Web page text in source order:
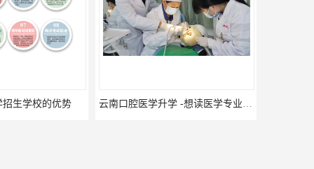
云南口腔医学升学 -想读医学专业的你是否有太多的困惑?